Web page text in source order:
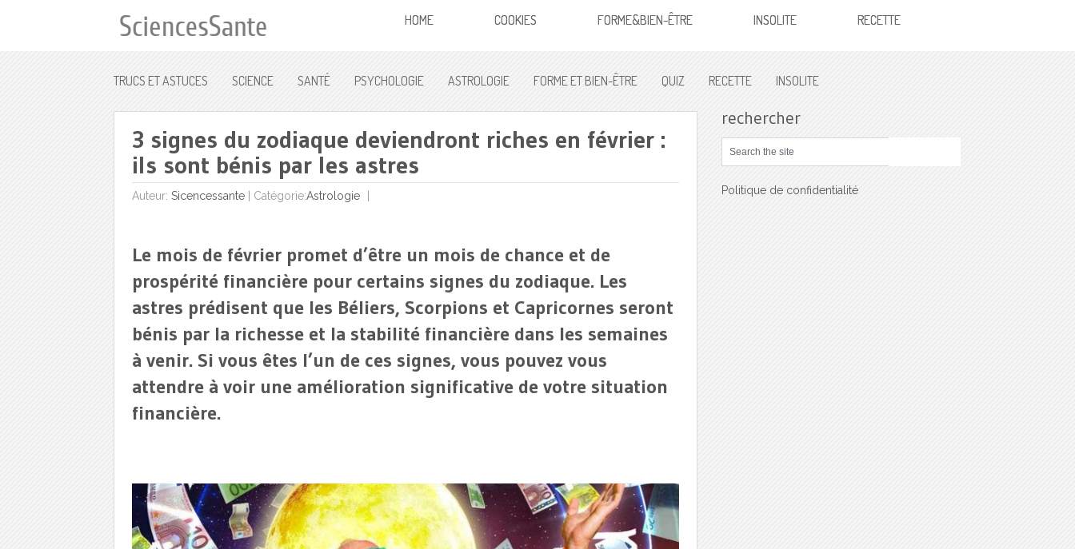
HOME COOKIES FORME&BIEN-ÊTRE INSOLITE RECETTE
TRUCS ET ASTUCES SCIENCE SANTÉ PSYCHOLOGIE ASTROLOGIE FORME ET BIEN-ÊTRE QUIZ RECETTE INSOLITE
3 signes du zodiaque deviendront riches en février :
ils sont bénis par les astres
Auteur: Sicencessante| Catégorie:Astrologie
Le mois de février promet d’être un mois de chance et de
prospérité financière pour certains signes du zodiaque. Les
astres prédisent que les Béliers, Scorpions et Capricornes seront
bénis par la richesse et la stabilité financière dans les semaines
à venir. Si vous êtes l’un de ces signes, vous pouvez vous
attendre à voir une amélioration significative de votre situation
financière.
rechercher
Politique de confidentialité